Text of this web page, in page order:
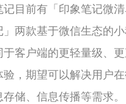
记目前有「印象笔记微
」两款基于微信生态的
于客户端的更轻量级、
验，期望可以解决用户
存储、信息传播等需求。